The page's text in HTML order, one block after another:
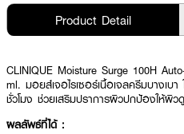
Product Detail
CLINIQUE Moisture Surge 100H
ml. มอยส์เจอไรเซอร์เนื้อเจลครีมบางเบ
ชั่วโมง ช่วยเสริมปราการผิวปกป้องให้ผิ
ผลลัพธ์ที่ได้ :